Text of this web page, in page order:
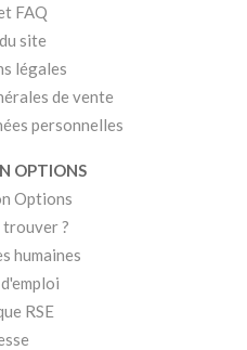
FAQ
site
légales
de vente
personnelles
OPTIONS
Options
trouver ?
humaines
RSE